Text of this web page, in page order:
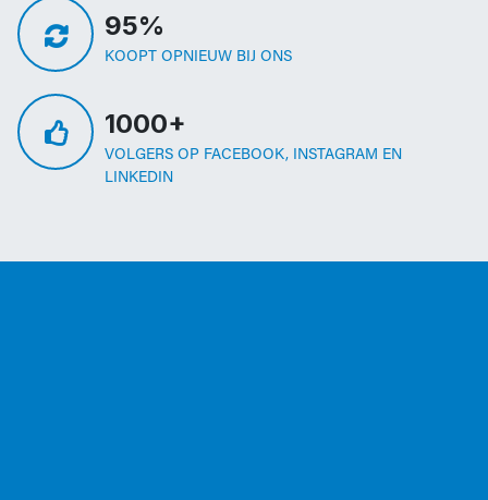
95%
KOOPT OPNIEUW BIJ ONS
1000+
VOLGERS OP FACEBOOK, INSTAGRAM EN
LINKEDIN